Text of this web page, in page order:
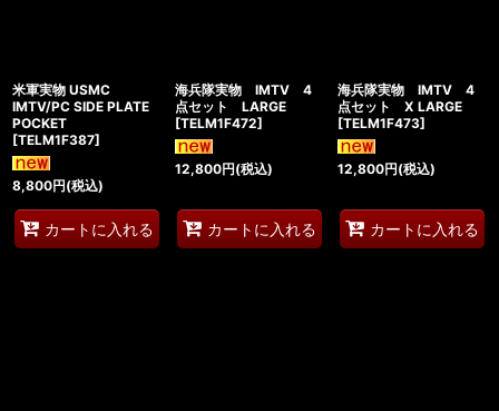
米軍実物 USMC
IMTV/PC SIDE PLATE
POCKET
[TELM1F387]
8,800円(税込)
カートに入れる
海兵隊実物 IMTV 4
点セット LARGE
[TELM1F472]
12,800円(税込)
カートに入れる
海兵隊実物 IMTV 4
点セット X LARGE
[TELM1F473]
12,800円(税込)
カートに入れる